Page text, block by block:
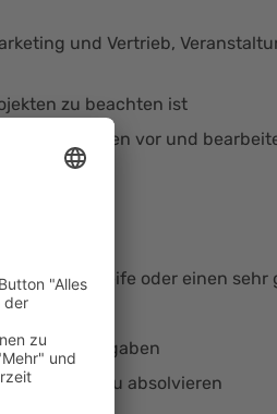
und Vertrieb,
zu beachten ist
vor und
oder einen sehr
Aufgaben
Bereichen zu absolvieren